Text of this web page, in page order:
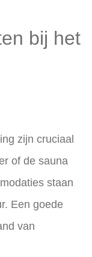
bij het
zijn cruciaal
of de sauna
staan
Een goede
van